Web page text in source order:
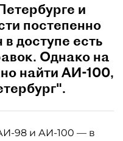
и
постепенно
в доступе есть
Однако на
найти АИ-100,
98 и АИ-100 — в